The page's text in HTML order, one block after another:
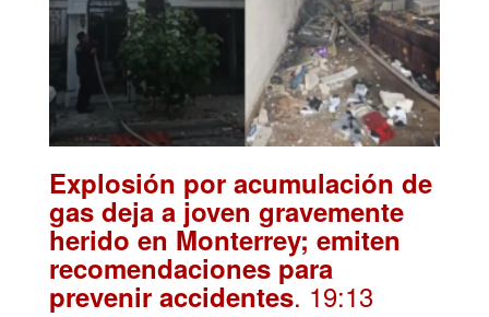
Explosión por acumulación de
gas deja a joven gravemente
herido en Monterrey; emiten
recomendaciones para
prevenir accidentes. 19:13